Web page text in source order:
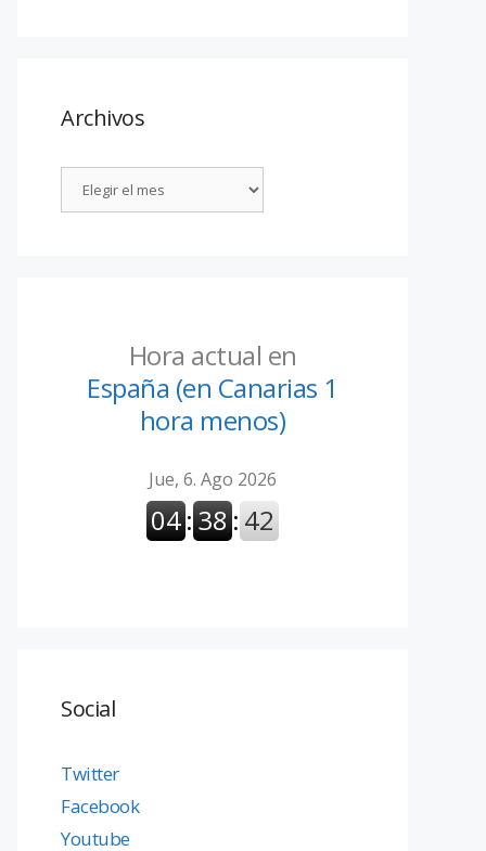
Archivos
Hora actual en
España (en Canarias 1
hora menos)
Social
Twitter
Facebook
Youtube